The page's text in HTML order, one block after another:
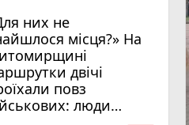
них не
місця?» На
двічі
повз
люди